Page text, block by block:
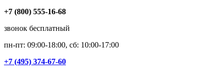
+7 (800) 555-16-68
звонок бесплатный
пн-пт: 09:00-18:00, сб: 10:00-17:00
+7 (495) 374-67-60